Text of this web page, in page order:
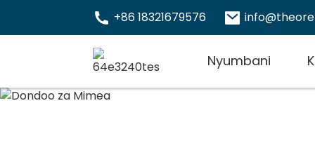
+86 18321679576
Nyumbani